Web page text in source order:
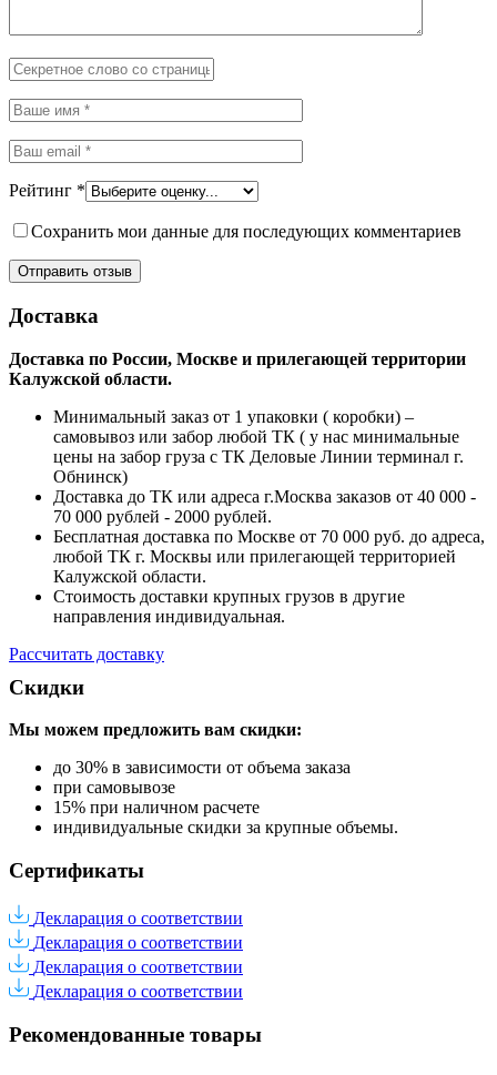
Рейтинг *
Сохранить мои данные для последующих комментариев
Доставка
Доставка по России, Москве и прилегающей территории
Калужской области.
Минимальный заказ от 1 упаковки ( коробки) –
самовывоз или забор любой ТК ( у нас минимальные
цены на забор груза с ТК Деловые Линии терминал г.
Обнинск)
Доставка до ТК или адреса г.Москва заказов от 40 000 -
70 000 рублей - 2000 рублей.
Бесплатная доставка по Москве от 70 000 руб. до адреса,
любой ТК г. Москвы или прилегающей территорией
Калужской области.
Стоимость доставки крупных грузов в другие
направления индивидуальная.
Рассчитать доставку
Скидки
Мы можем предложить вам скидки:
до 30% в зависимости от объема заказа
при самовывозе
15% при наличном расчете
индивидуальные скидки за крупные объемы.
Сертификаты
Декларация о соответствии
Декларация о соответствии
Декларация о соответствии
Декларация о соответствии
Рекомендованные товары